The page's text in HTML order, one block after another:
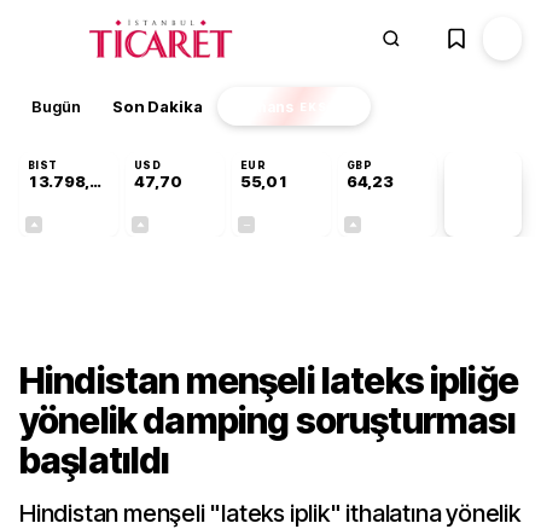
Bugün Son Dakika Finans EKSTRA
BIST
13.798,82
USD
47,70
EUR
55,01
GBP
64,23
Hindistan menşeli lateks ipliğe
yönelik damping soruşturması
başlatıldı
Hindistan menşeli "lateks iplik" ithalatına yönelik